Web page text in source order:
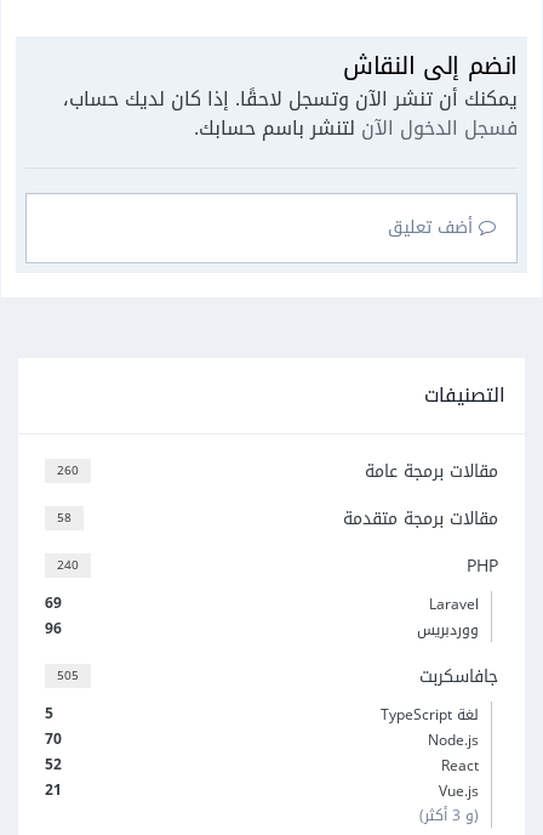
انضم إلى النقاش
يمكنك أن تنشر الآن وتسجل لاحقًا. إذا كان لديك حساب،
فسجل الدخول الآن لتنشر باسم حسابك.
أضف تعليق
التصنيفات
260 مقالات برمجة عامة
58 مقالات برمجة متقدمة
240 PHP
69
Laravel
96
ووردبريس
505 جافاسكربت
5
لغة TypeScript
70
Node.js
52
React
21
Vue.js
(و 3 أكثر)